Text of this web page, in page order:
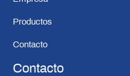
Productos
Contacto
Contacto